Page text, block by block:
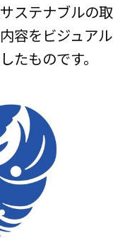
ステナブルの取
容をビジュアル
たものです。